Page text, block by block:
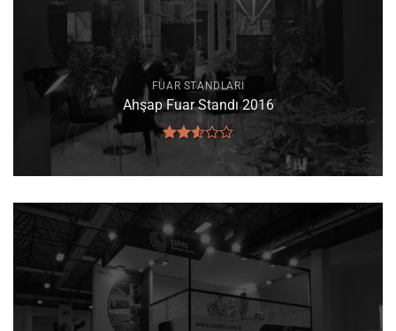
FUAR STANDLARI
Ahşap Fuar Standı 2016